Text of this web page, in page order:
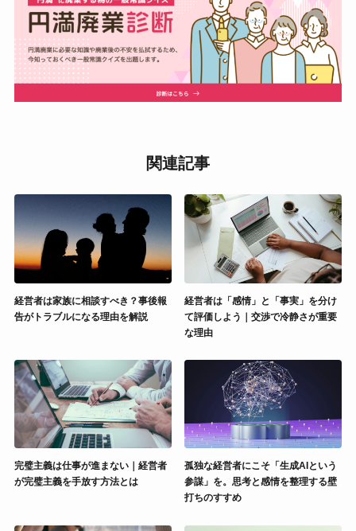
関連記事
経営者は家族に相談すべき？事後報
告がトラブルになる理由を解説
経営者は「感情」と「事実」を分け
て評価しよう｜交渉で冷静さが重要
な理由
完璧主義は仕事が進まない｜経営者
が完璧主義を手放す方法とは
孤独な経営者にこそ「生成AIという
参謀」を。思考と感情を整理する壁
打ちのすすめ